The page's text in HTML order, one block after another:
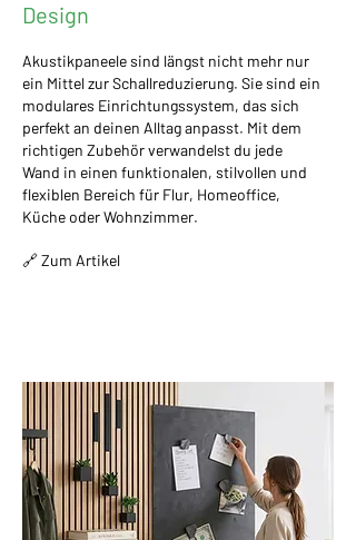
Design
Akustikpaneele sind längst nicht mehr nur
ein Mittel zur Schallreduzierung. Sie sind ein
modulares Einrichtungssystem, das sich
perfekt an deinen Alltag anpasst. Mit dem
richtigen Zubehör verwandelst du jede
Wand in einen funktionalen, stilvollen und
flexiblen Bereich für Flur, Homeoffice,
Küche oder Wohnzimmer.
🔗 Zum Artikel